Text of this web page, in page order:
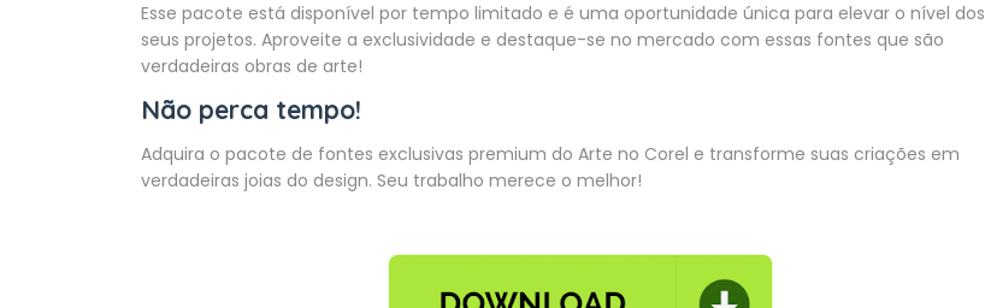
Esse pacote está disponível por tempo limitado e é uma oportunidade única para elevar o nível dos
seus projetos. Aproveite a exclusividade e destaque-se no mercado com essas fontes que são
verdadeiras obras de arte!
Não perca tempo!
Adquira o pacote de fontes exclusivas premium do Arte no Corel e transforme suas criações em
verdadeiras joias do design. Seu trabalho merece o melhor!